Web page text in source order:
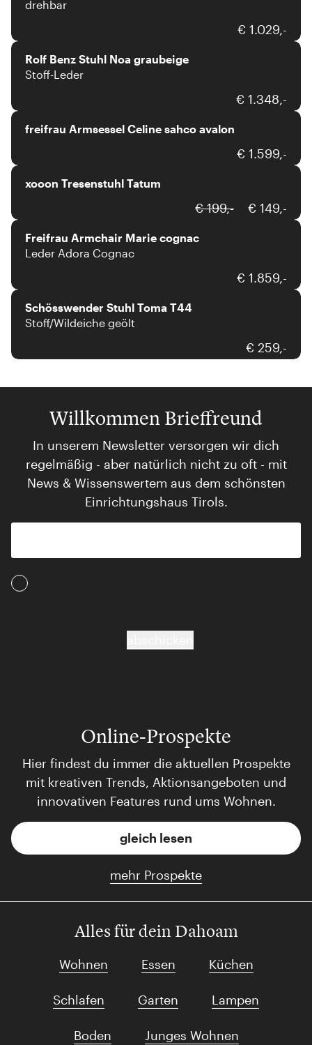
drehbar
€ 1.029,-
Rolf Benz
Rolf Benz Stuhl Noa graubeige
Stoff-Leder
€ 1.348,-
freifrau
freifrau Armsessel Celine sahco avalon
€ 1.599,-
xooon
xooon Tresenstuhl Tatum
€ 199,- € 149,-
freifrau
Freifrau Armchair Marie cognac
Leder Adora Cognac
€ 1.859,-
Schösswender
Schösswender Stuhl Toma T44
Stoff/Wildeiche geölt
€ 259,-
Willkommen Brieffreund
In unserem Newsletter versorgen wir dich
regelmäßig - aber natürlich nicht zu oft - mit
News & Wissenswertem aus dem schönsten
Einrichtungshaus Tirols.
Online-Prospekte
Hier findest du immer die aktuellen Prospekte
mit kreativen Trends, Aktionsangeboten und
innovativen Features rund ums Wohnen.
gleich lesen
mehr Prospekte
Alles für dein Dahoam
Wohnen Essen Küchen
Schlafen Garten Lampen
Boden Junges Wohnen